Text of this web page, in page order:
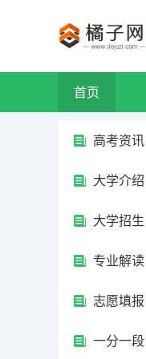
首页
高考资讯
大学介绍
大学招生
专业解读
志愿填报
一分一段